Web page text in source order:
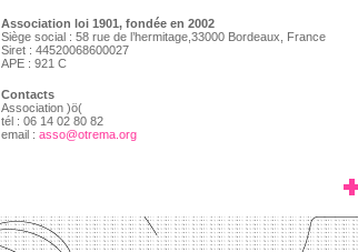
Association loi 1901, fondée en 2002
Siège social : 58 rue de l’hermitage,33000 Bordeaux, France
Siret : 44520068600027
APE : 921 C
Contacts
Association )ö(
tél : 06 14 02 80 82
email : asso@otrema.org